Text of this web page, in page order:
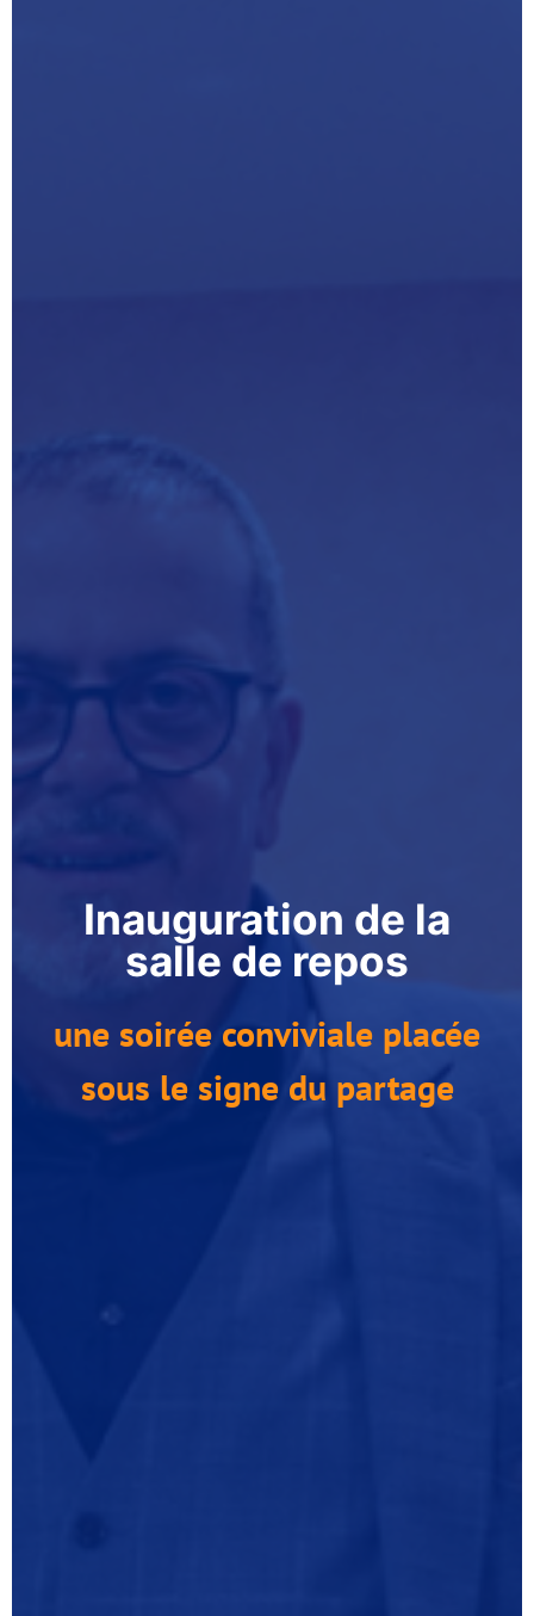
Inauguration de la
salle de repos
une soirée conviviale placée
sous le signe du partage